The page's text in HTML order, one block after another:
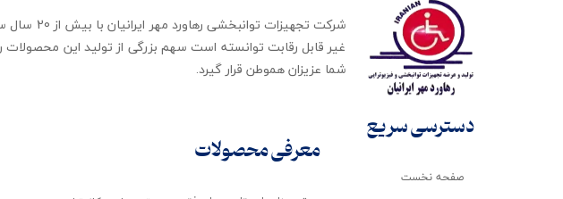
شرکت
غیر قابل رقابت توانسته است سهم بزرگی از تولید این
شما عزیزان هموطن قرار گیرد​​​​​​​.
صفحه نخست
دسترسی سریع
معرفی محصولات